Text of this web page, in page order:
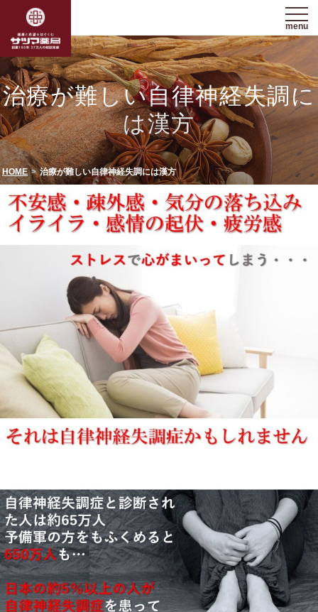
menu
治療が難しい自律神経失調に
は漢方
HOME 治療が難しい自律神経失調には漢方